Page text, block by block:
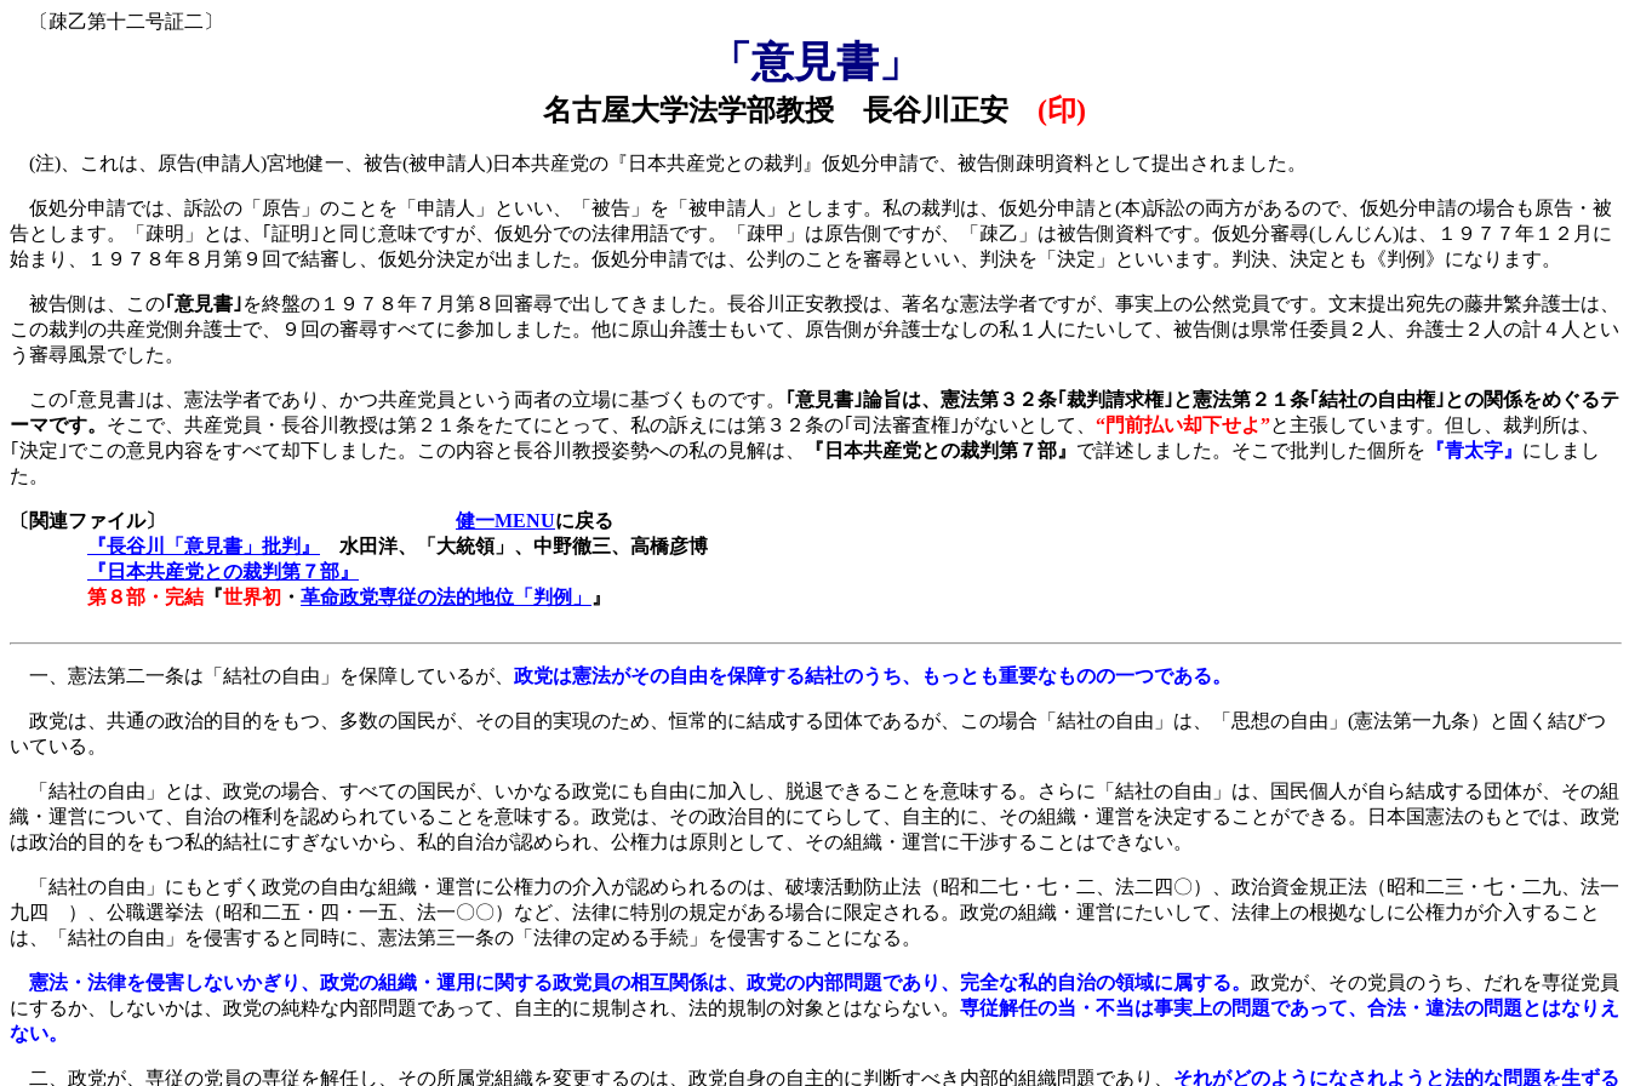
〔疎乙第十二号証二〕
「意見書」
名古屋大学法学部教授 長谷川正安 (印)
(注) 、これは、原告(申請人 )宮地健一、被告(被申請人 )日本共産党の『日本共産党との裁判』仮処分申請で、被告側疎明資料として提出されました。
仮処分申請では、訴訟の「原告」のことを「申請人」といい、「被告」を「被申請人」とします。私の裁判は、仮処分申請と(本)訴訟の両方があるので、仮処分申請の場合も原告・被
告とします。「疎明」とは、｢証明｣と同じ意味ですが、仮処分での法律用語です。「疎甲」は原告側ですが、「疎乙」は被告側資料です。仮処分審尋(しんじん)は、１９７７年１２月に
始まり、１９７８年８月第９回で結審し、仮処分決定が出ました。仮処分申請では、公判のことを審尋といい、判決を「決定」といいます。判決、決定とも《判例》になります。
被告側は、この｢意見書｣を終盤の１９７８年７月第８回審尋で出してきました。長谷川正安教授は、著名な憲法学者ですが、事実上の公然党員です。文末提出宛先の藤井繁弁護士は、
この裁判の共産党側弁護士で、９回の審尋すべてに参加しました。他に原山弁護士もいて、原告側が弁護士なしの私１人にたいして、被告側は県常任委員２人、弁護士２人の計４人とい
う審尋風景でした。
この｢意見書｣は、憲法学者であり、かつ共産党員という両者の立場に基づくものです。
｢意見書｣論旨は、憲法第３２条｢裁判請求権｣と憲法第２１条｢結社の自由権｣との関係をめぐるテ
ーマです。 そこで、共産党員・長谷川教授は第２１条をたてにとって、私の訴えには第３２条の｢司法審査権｣がないとして、 “門前払い却下せよ”と主張しています。但し、裁判所は、
｢決定｣でこの意見内容をすべて却下しました。この内容と長谷川教授姿勢への私の見解は、
『日本共産党との裁判第７部』 で詳述しました。そこで批判した個所を 『青太字』 にしまし
た。
〔関連ファイル〕 健一MENUに戻る
『長谷川「意見書」批判』
水田洋、「大統領」、中野徹三、高橋彦博
『日本共産党との裁判第７部』
第８部・完結 『世界初 ・ 革命政党専従の法的地位「判例」 』
一、憲法第二一条は「結社の自由」を保障しているが、 政党は憲法がその自由を保障する結社のうち、もっとも重要なものの一つである。
政党は、共通の政治的目的をもつ、多数の国民が、その目的実現のため、恒常的に結成する団体であるが、この場合「結社の自由」は、「思想の自由」 (憲法第一九条）と固く結びつ
いている。
「結社の自由」とは、政党の場合、すべての国民が、いかなる政党にも自由に加入し、脱退できることを意味する。さらに「結社の自由」は、国民個人が自ら結成する団体が、その組
織・運営について、自治の権利を認められていることを意味する。政党は、その政治目的にてらして、自主的に、その組織・運営を決定することができる。日本国憲法のもとでは、政党
は政治的目的をもつ私的結社にすぎないから、私的自治が認められ、公権力は原則として、その組織・運営に干渉することはできない。
「結社の自由」にもとずく政党の自由な組織・運営に公権力の介入が認められるのは、破壊活動防止法（昭和二七・七・二、法二四〇）、政治資金規正法（昭和二三・七・二九、法一
九四 ）、公職選挙法（昭和二五・四・一五、法一〇〇）など、法律に特別の規定がある場合に限定される。政党の組織・運営にたいして、法律上の根拠なしに公権力が介入すること
は、「結社の自由」を侵害すると同時に、憲法第三一条の「法律の定める手続」を侵害することになる。
憲法・法律を侵害しないかぎり、政党の組織・運用に関する政党員の相互関係は、政党の内部問題であり、完全な私的自治の領域に属する。 政党が、その党員のうち、だれを専従党員
にするか、しないかは、政党の純粋な内部問題であって、自主的に規制され、法的規制の対象とはならない。 専従解任の当・不当は事実上の問題であって、合法・違法の問題とはなりえ
ない。
二、政党が、専従の党員の専従を解任し、その所属党組織を変更するのは、政党自身の自主的に判断すべき内部的組織問題であり、 それがどのようになされようと法的な問題を生ずる